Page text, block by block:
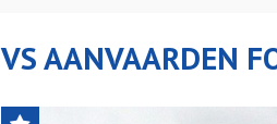
VS AANVAARDEN